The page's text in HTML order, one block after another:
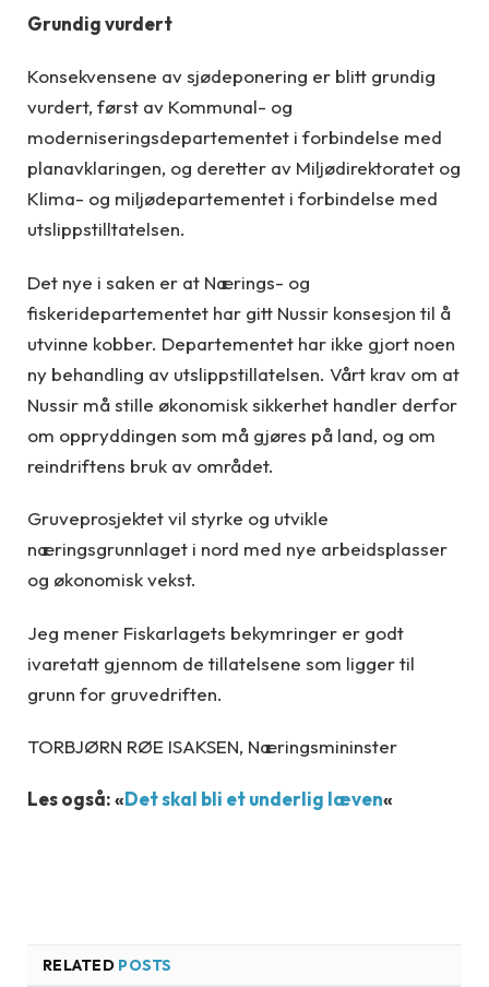
Grundig vurdert
Konsekvensene av sjødeponering er blitt grundig
vurdert, først av Kommunal- og
moderniseringsdepartementet i forbindelse med
planavklaringen, og deretter av Miljødirektoratet og
Klima- og miljødepartementet i forbindelse med
utslippstilltatelsen.
Det nye i saken er at Nærings- og
fiskeridepartementet har gitt Nussir konsesjon til å
utvinne kobber. Departementet har ikke gjort noen
ny behandling av utslippstillatelsen. Vårt krav om at
Nussir må stille økonomisk sikkerhet handler derfor
om oppryddingen som må gjøres på land, og om
reindriftens bruk av området.
Gruveprosjektet vil styrke og utvikle
næringsgrunnlaget i nord med nye arbeidsplasser
og økonomisk vekst.
Jeg mener Fiskarlagets bekymringer er godt
ivaretatt gjennom de tillatelsene som ligger til
grunn for gruvedriften.
TORBJØRN RØE ISAKSEN, Næringsmininster
Les også: «Det skal bli et underlig læven«
RELATED POSTS